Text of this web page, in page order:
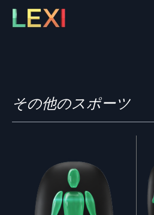
Skip
その他のスポーツ